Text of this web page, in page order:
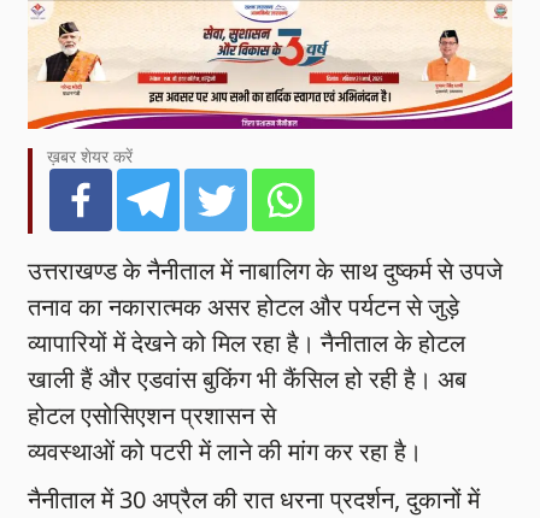
ख़बर शेयर करें
उत्तराखण्ड के नैनीताल में नाबालिग के साथ दुष्कर्म से उपजे
तनाव का नकारात्मक असर होटल और पर्यटन से जुड़े
व्यापारियों में देखने को मिल रहा है। नैनीताल के होटल
खाली हैं और एडवांस बुकिंग भी कैंसिल हो रही है। अब
होटल एसोसिएशन प्रशासन से
व्यवस्थाओं को पटरी में लाने की मांग कर रहा है।
नैनीताल में 30 अप्रैल की रात धरना प्रदर्शन, दुकानों में